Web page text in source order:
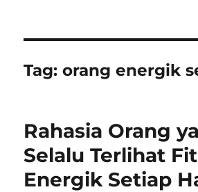
Tag:orang energik
Rahasia Orang
Selalu Terlihat
Energik Setiap